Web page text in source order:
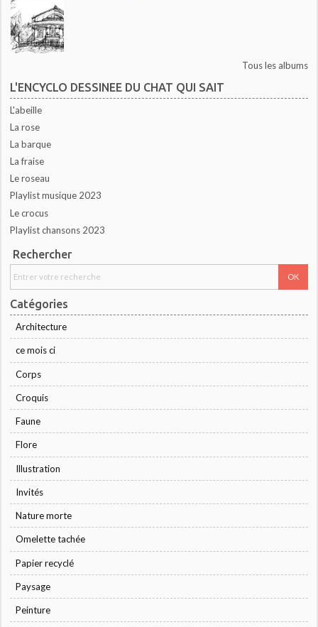
Tous les albums
L'ENCYCLO DESSINEE DU CHAT QUI SAIT
L'abeille
La rose
La barque
La fraise
Le roseau
Playlist musique 2023
Le crocus
Playlist chansons 2023
Rechercher
Catégories
Architecture
ce mois ci
Corps
Croquis
Faune
Flore
Illustration
Invités
Nature morte
Omelette tachée
Papier recyclé
Paysage
Peinture